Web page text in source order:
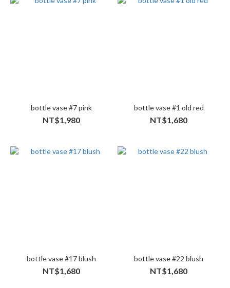
bottle vase #7 pink
NT$1,980
bottle vase #1 old red
NT$1,680
bottle vase #17 blush
NT$1,680
bottle vase #22 blush
NT$1,680